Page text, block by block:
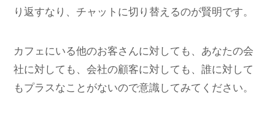
り返すなり、チャットに切り替えるのが賢明です。
カフェにいる他のお客さんに対しても、あなたの会
社に対しても、会社の顧客に対しても、誰に対して
もプラスなことがないので意識してみてください。